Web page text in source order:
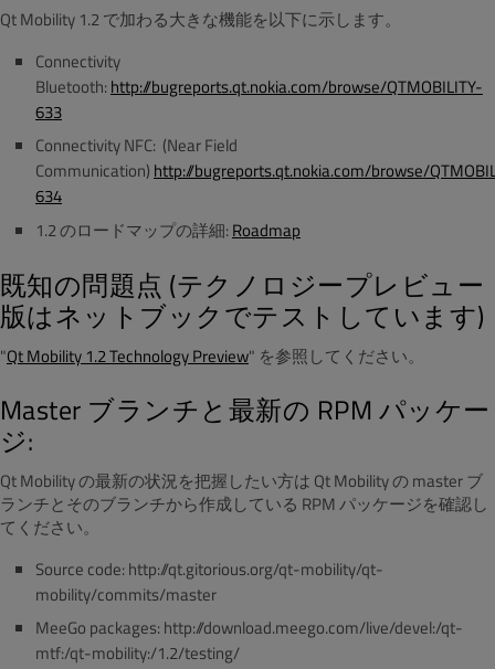
Qt Mobility 1.2 で加わる大きな機能を以下に示します。
Connectivity
Bluetooth: http://bugreports.qt.nokia.com/browse/QTMOBILITY-
633
Connectivity NFC: (Near Field
Communication) http://bugreports.qt.nokia.com/browse/
634
1.2 のロードマップの詳細: Roadmap
既知の問題点 (テクノロジープレビュー
版はネットブックでテストしています)
"Qt Mobility 1.2 Technology Preview" を参照してください。
Master ブランチと最新の RPM パッケー
ジ:
Qt Mobility の最新の状況を把握したい方は Qt Mobility の master ブ
ランチとそのブランチから作成している RPM パッケージを確認し
てください。
Source code: http://qt.gitorious.org/qt-mobility/qt-
mobility/commits/master
MeeGo packages: http://download.meego.com/live/devel:/qt-
mtf:/qt-mobility:/1.2/testing/